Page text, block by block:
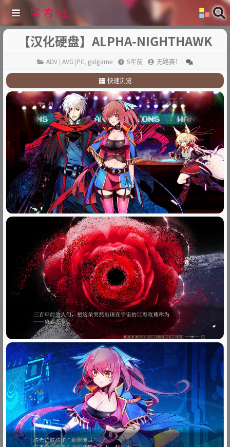
【汉化硬盘】ALPHA-NIGHTHAWK
ADV | AVG |PC, galgame 5年前 无路赛！
快速浏览
1.故事简介：
2 .其他